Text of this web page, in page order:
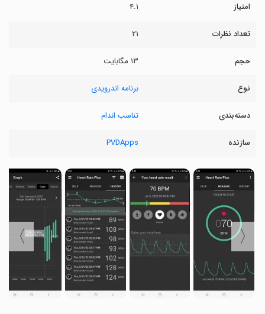
امتیاز ۴.۱
تعداد نظرات ۲۱
حجم ۱۳ مگابایت
نوع برنامه اندرویدی
دسته‌بندی تناسب اندام
سازنده PVDApps
〈
〉